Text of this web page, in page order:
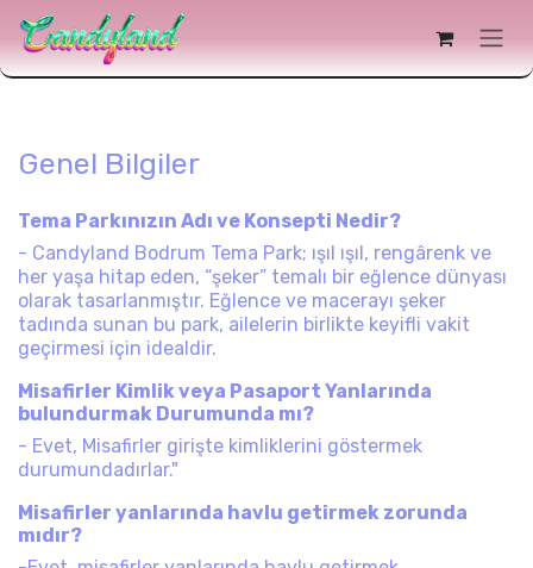
Atla
Genel Bilgiler
Tema Parkınızın Adı ve Konsepti Nedir?
- Candyland Bodrum Tema Park; ışıl ışıl, rengârenk ve
her yaşa hitap eden, “şeker” temalı bir eğlence dünyası
olarak tasarlanmıştır. Eğlence ve macerayı şeker
tadında sunan bu park, ailelerin birlikte keyifli vakit
geçirmesi için idealdir.
Misafirler Kimlik veya Pasaport Yanlarında
bulundurmak Durumunda mı?
- Evet, Misafirler girişte kimliklerini göstermek
durumundadırlar."
Misafirler yanlarında havlu getirmek zorunda
mıdır?